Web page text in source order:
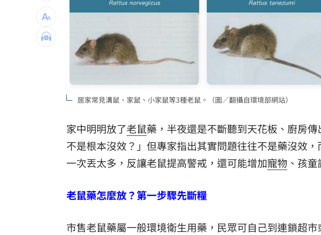
黃仁勳加持CPO族群狂飆！專家曝黃金買點
人妻問婆婆住院該扛嗎？網搖頭：輪不到你 21:19
台灣彩券開獎直播中 20:31
LIVE三立+24小時直播 15:27
台彩父親節推新刮刮樂千萬頭獎超「爸」氣 12:00
商場戰國來臨 台中「頂奢大道」逐漸成形 12:00
8國球員齊聚高雄 Formosa 7s掀足球熱潮
理想混蛋號召粉絲跨海追星吃美食！ 18:15
居家常見溝鼠、家鼠、小家鼠等3種老鼠。（圖／翻攝自環境部網站）
家中明明放了老鼠藥，半夜還是不斷聽到天花板、廚房
不是根本沒效？」但專家指出其實問題往往不是藥沒效
一次丟太多，反讓老鼠提高警戒，還可能增加寵物 、孩
老鼠藥怎麼放？第一步驟先斷糧
市售老鼠藥屬一般環境衛生用藥，民眾可自己到連鎖超